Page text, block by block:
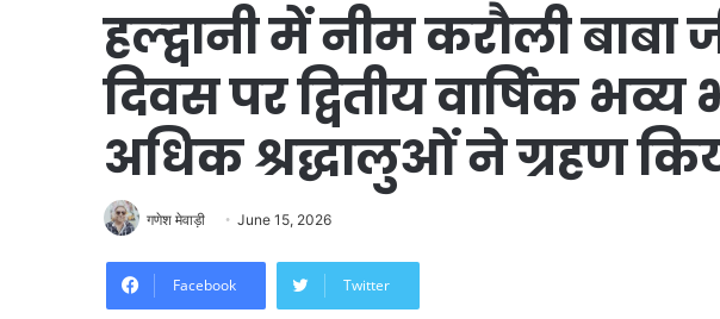
हल्द्वानी में नीम करौली बाबा
दिवस पर द्वितीय वार्षिक
अधिक श्रद्धालुओं ने ग्रहण
गणेश मेवाड़ी June 15, 2026
Facebook Twitter